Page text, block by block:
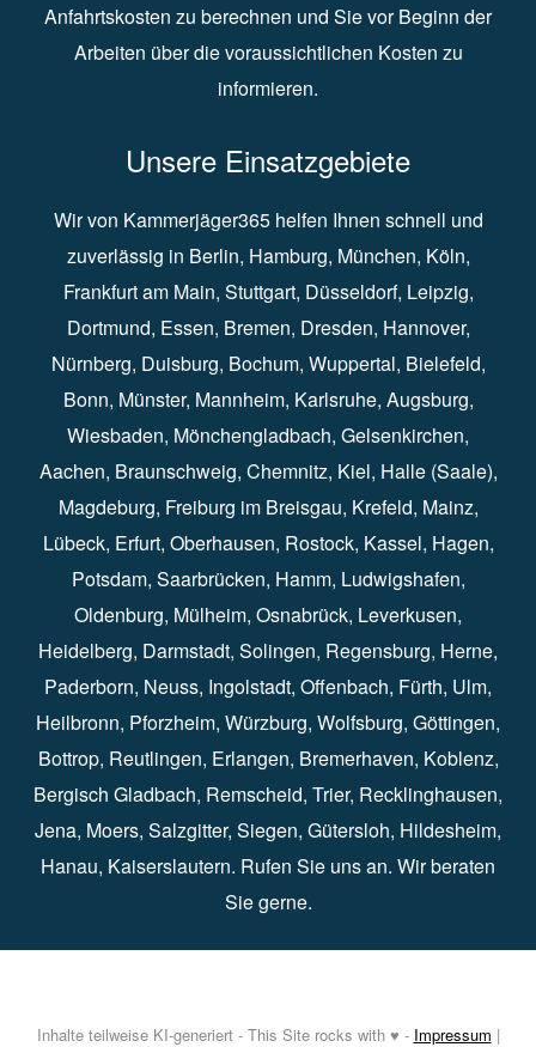
Anfahrtskosten zu berechnen und Sie vor Beginn der
Arbeiten über die voraussichtlichen Kosten zu
informieren.
Unsere Einsatzgebiete
Wir von Kammerjäger365 helfen Ihnen schnell und
zuverlässig in Berlin⁠, Hamburg⁠, München, Köln⁠,
Frankfurt am Main⁠, Stuttgart⁠, Düsseldorf⁠, Leipzig⁠,
Dortmund⁠, Essen⁠, Bremen⁠, Dresden⁠, Hannover⁠,
Nürnberg⁠, Duisburg⁠⁠, Bochum⁠, Wuppertal⁠⁠, Bielefeld⁠⁠,
Bonn⁠⁠, Münster⁠⁠, Mannheim⁠, Karlsruhe⁠, Augsburg⁠,
Wiesbaden⁠⁠, Mönchengladbach⁠, Gelsenkirchen⁠⁠,
Aachen⁠⁠, Braunschweig⁠, Chemnitz⁠⁠, Kiel⁠, Halle (Saale)⁠⁠,
Magdeburg⁠, Freiburg im Breisgau⁠⁠, Krefeld⁠⁠, Mainz⁠⁠,
Lübeck⁠, Erfurt⁠, Oberhausen⁠⁠, Rostock⁠⁠, Kassel⁠⁠, Hagen⁠,
Potsdam⁠, Saarbrücken⁠⁠, Hamm⁠, Ludwigshafen⁠,
Oldenburg⁠, Mülheim⁠, Osnabrück⁠⁠, Leverkusen⁠,
Heidelberg⁠, Darmstadt⁠⁠, Solingen⁠, Regensburg⁠, Herne⁠⁠,
Paderborn⁠, Neuss⁠, Ingolstadt⁠, Offenbach, Fürth⁠⁠, Ulm⁠⁠,
Heilbronn⁠, Pforzheim⁠, Würzburg⁠, Wolfsburg⁠⁠, Göttingen⁠,
Bottrop⁠, Reutlingen⁠, Erlangen⁠⁠, Bremerhaven⁠, Koblenz⁠,
Bergisch Gladbach⁠, Remscheid⁠⁠, Trier⁠⁠, Recklinghausen⁠,
Jena⁠⁠, Moers⁠⁠, Salzgitter⁠⁠, Siegen⁠⁠, Gütersloh⁠, Hildesheim⁠⁠,
Hanau⁠, Kaiserslautern⁠⁠. Rufen Sie uns an. Wir beraten
Sie gerne.
Inhalte teilweise KI-generiert - This Site rocks with ♥ - Impressum |